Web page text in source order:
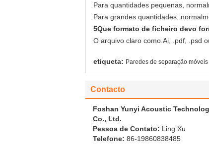
Para quantidades pequenas,
Para grandes quantidades,
5Que formato de ficheiro devo
O arquivo claro como.Ai, .pdf, .psd
etiqueta: Paredes de separação móveis
Contacto
Foshan Yunyi Acoustic
Co., Ltd.
Pessoa de Contato: Ling Xu
Telefone: 86-19860838485